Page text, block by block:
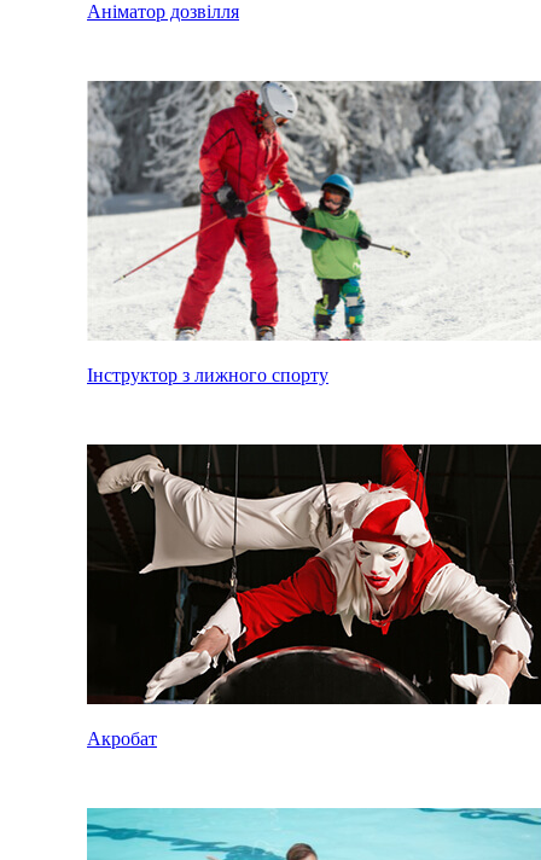
Аніматор дозвілля
Інструктор з лижного спорту
Акробат